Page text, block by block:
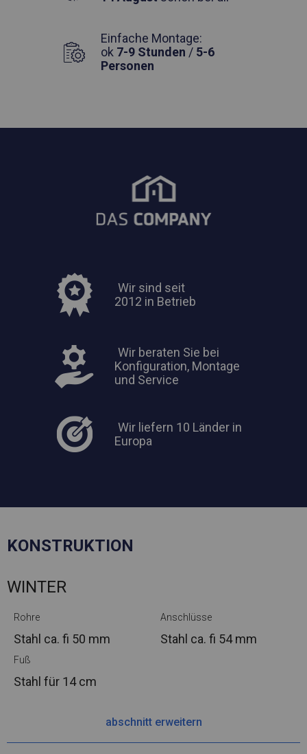
Einfache Montage:
ok 7-9 Stunden / 5-6
Personen
Wir sind seit
2012 in Betrieb
Wir beraten Sie bei
Konfiguration, Montage
und Service
Wir liefern 10 Länder in
Europa
KONSTRUKTION
WINTER
Rohre
Stahl ca. fi 50 mm
Anschlüsse
Stahl ca. fi 54 mm
Fuß
Stahl für 14 cm
abschnitt erweitern